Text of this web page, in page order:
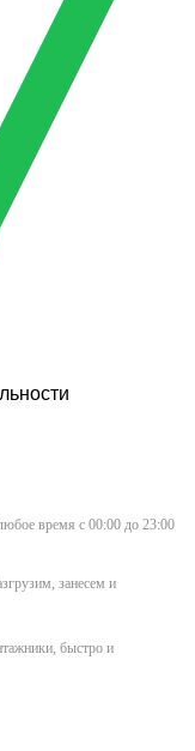
время с 00:00 до 23:00
занесем и
быстро и